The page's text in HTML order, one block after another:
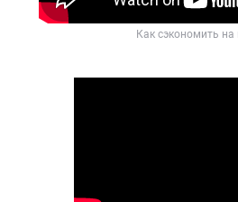
Как сэкономить на